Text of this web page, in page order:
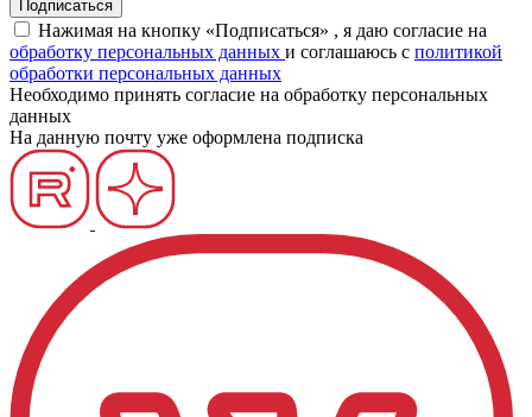
Нажимая на кнопку «Подписаться» , я даю согласие на
обработку персональных данных и соглашаюсь c политикой
обработки персональных данных
Необходимо принять согласие на обработку персональных
данных
На данную почту уже оформлена подписка